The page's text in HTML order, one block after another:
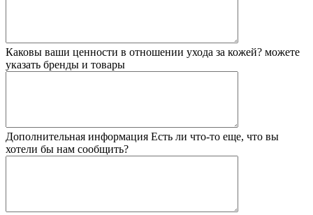
Каковы ваши ценности в отношении ухода за кожей? можете
указать бренды и товары
Дополнительная информация Есть ли что-то еще, что вы
хотели бы нам сообщить?